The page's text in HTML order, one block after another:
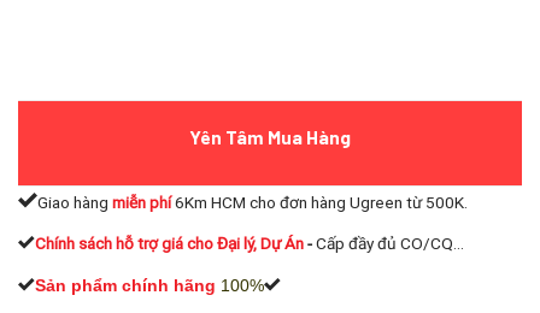
Yên Tâm Mua Hàng
Giao hàng miễn phí6Km HCM cho đơn hàng Ugreen từ 500K.
Chính sách hỗ trợ giá cho Đại lý, Dự Án-Cấp đầy đủ CO/CQ...
Sản phẩm chính hãng 100%